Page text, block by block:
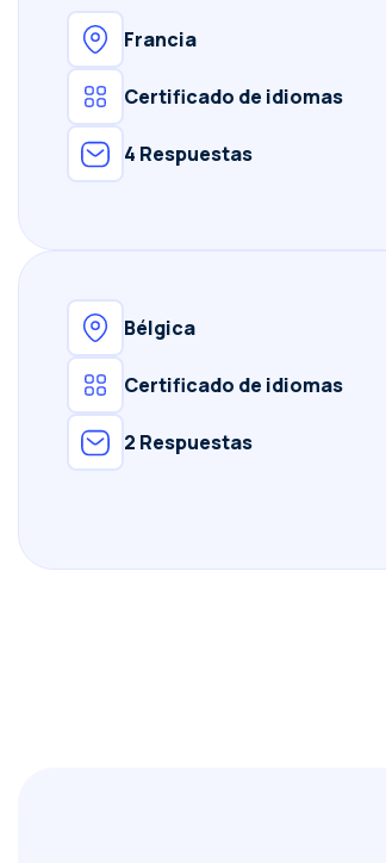
Francia
Certificado de idiomas
4 Respuestas
Bélgica
Certificado de idiomas
2 Respuestas